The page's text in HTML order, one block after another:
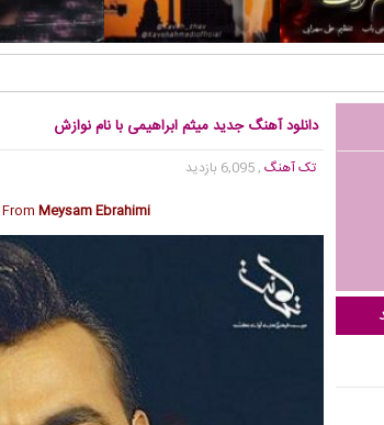
دانلود آهنگ جدید میثم ابراهیمی با نام نوازش
تک آهنگ, 6,095 بازدید
From Meysam Ebrahimi